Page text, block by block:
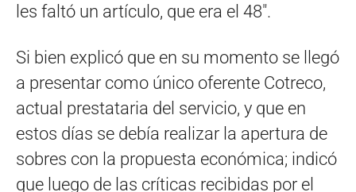
les faltó un artículo, que era el 48″.
Si bien explicó que en su momento se llegó
a presentar como único oferente Cotreco,
actual prestataria del servicio, y que en
estos días se debía realizar la apertura de
sobres con la propuesta económica; indicó
que luego de las críticas recibidas por el